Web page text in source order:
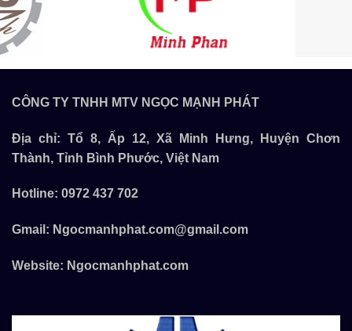
CÔNG TY TNHH MTV NGỌC MẠNH PHÁT
Địa chỉ: Tổ 8, Ấp 12, Xã Minh Hưng, Huyện Chơn
Thành, Tỉnh Bình Phước, Việt Nam
Hotline: 0972 437 702
Gmail: Ngocmanhphat.com@gmail.com
Website: Ngocmanhphat.com